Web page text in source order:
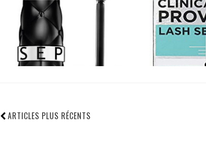
ARTICLES PLUS RÉCENTS